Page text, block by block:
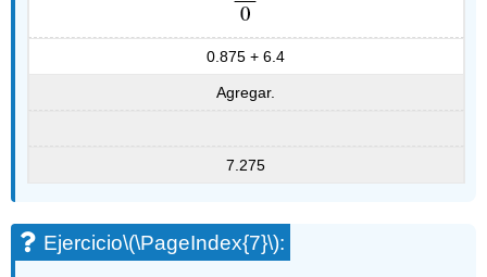
0.875 + 6.4
Agregar.
7.275
Ejercicio\(\PageIndex{7}\):